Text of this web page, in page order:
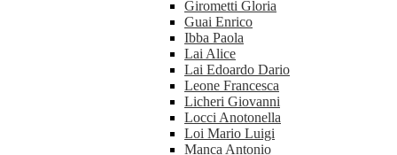
Girometti Gloria
Guai Enrico
Ibba Paola
Lai Alice
Lai Edoardo Dario
Leone Francesca
Licheri Giovanni
Locci Anotonella
Loi Mario Luigi
Manca Antonio